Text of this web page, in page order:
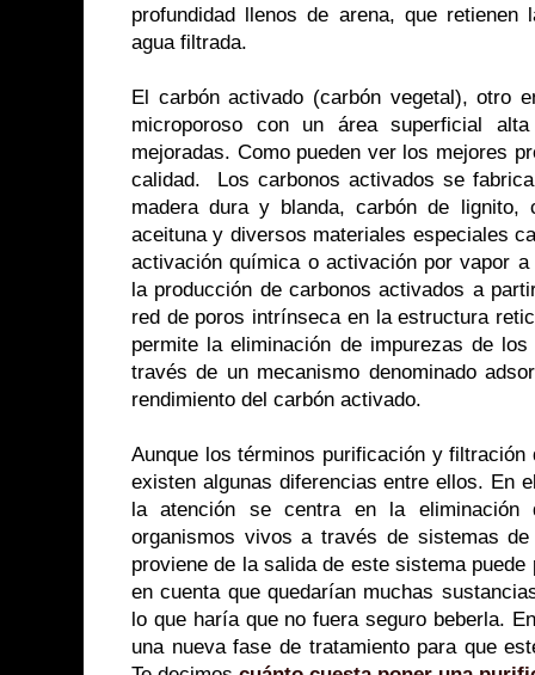
profundidad llenos de arena, que
agua filtrada.
El carbón activado (carbón vegetal), otro
microporoso con un área superficial
mejoradas. Como pueden ver los mejores
calidad. Los carbonos activados se
madera dura y blanda, carbón de lignito,
aceituna y diversos materiales especiales
activación química o activación por vapor
la producción de carbonos activados a
red de poros intrínseca en la estructura
permite la eliminación de impurezas de
través de un mecanismo denominado
rendimiento del carbón activado.
Aunque los términos purificación y
existen algunas diferencias entre ellos. En
la atención se centra en la eliminación
organismos vivos a través de sistemas
proviene de la salida de este sistema
en cuenta que quedarían muchas
lo que haría que no fuera seguro beberla.
una nueva fase de tratamiento para que